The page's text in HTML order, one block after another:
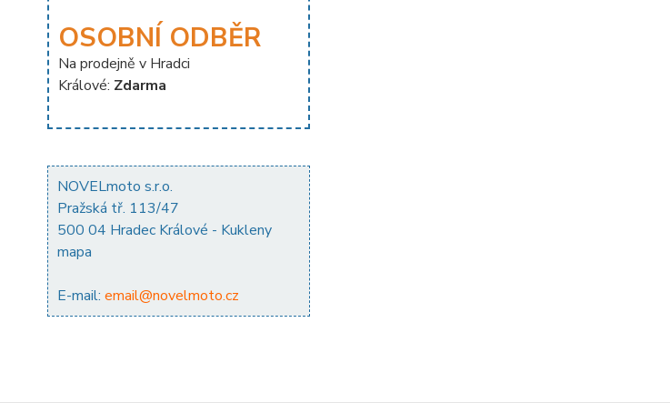
OSOBNÍ ODBĚR
Na prodejně v Hradci
Králové: Zdarma
NOVELmoto s.r.o.
Pražská tř. 113/47
500 04 Hradec Králové - Kukleny
mapa
E-mail: email@novelmoto.cz